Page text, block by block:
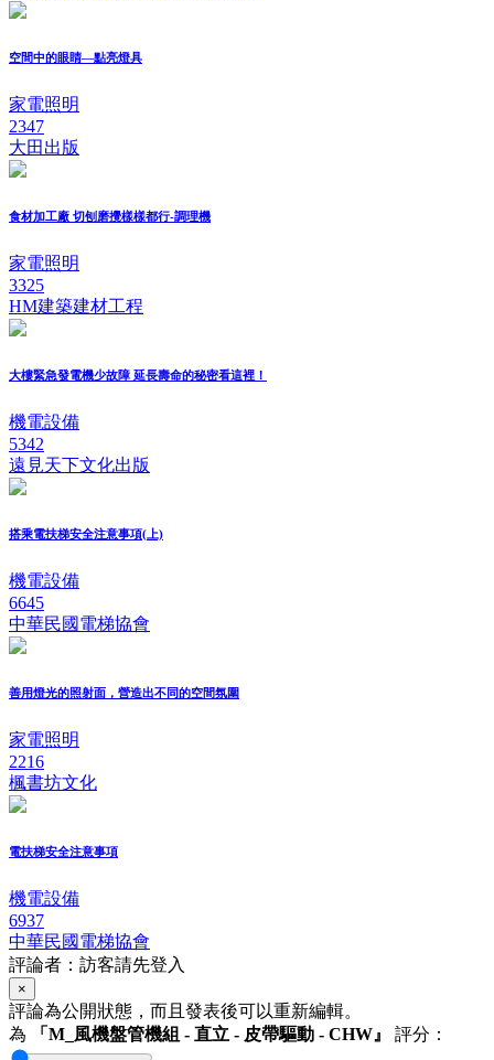
空間中的眼睛—點亮燈具
家電照明
2347
大田出版
食材加工廠 切刨磨攪樣樣都行-調理機
家電照明
3325
HM建築建材工程
大樓緊急發電機少故障 延長壽命的秘密看這裡！
機電設備
5342
遠見天下文化出版
搭乘電扶梯安全注意事項(上)
機電設備
6645
中華民國電梯協會
善用燈光的照射面，營造出不同的空間氛圍
家電照明
2216
楓書坊文化
電扶梯安全注意事項
機電設備
6937
中華民國電梯協會
評論者：訪客請先登入
×
評論為公開狀態，而且發表後可以重新編輯。
為
「M_風機盤管機組 - 直立 - 皮帶驅動 - CHW』 評分：